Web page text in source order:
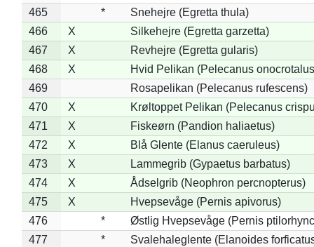
465
*
Snehejre (Egretta thula)
466
X
Silkehejre (Egretta garzetta)
467
X
Revhejre (Egretta gularis)
468
X
Hvid Pelikan (Pelecanus
469
Rosapelikan (Pelecanus rufescens)
470
X
Krøltoppet Pelikan (Pelecanus
471
X
Fiskeørn (Pandion haliaetus)
472
X
Blå Glente (Elanus caeruleus)
473
X
Lammegrib (Gypaetus barbatus)
474
X
Ådselgrib (Neophron percnopterus)
475
X
Hvepsevåge (Pernis apivorus)
476
*
Østlig Hvepsevåge (Pernis
477
*
Svalehaleglente (Elanoides